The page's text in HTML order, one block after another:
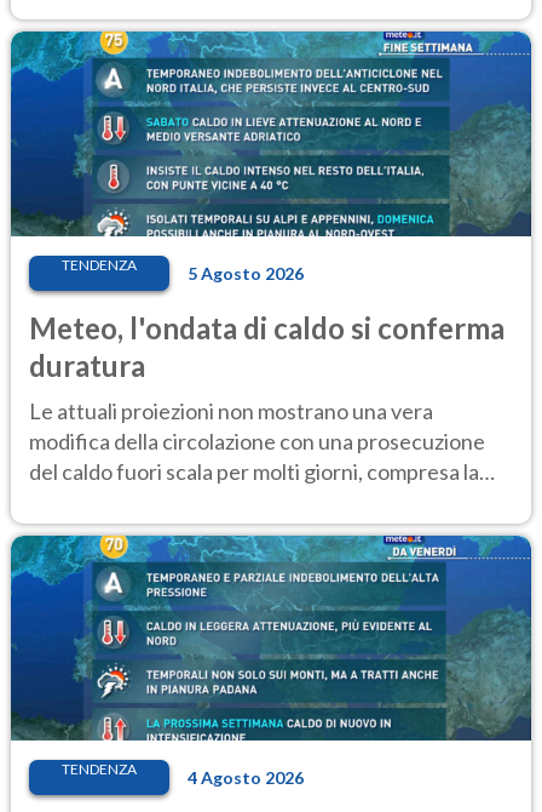
TENDENZA 5 Agosto 2026
Meteo, l'ondata di caldo si conferma
duratura
Le attuali proiezioni non mostrano una vera
modifica della circolazione con una prosecuzione
del caldo fuori scala per molti giorni, compresa la
TENDENZA 4 Agosto 2026